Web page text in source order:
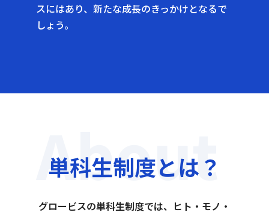
スにはあり、新たな成長のきっかけとなるで
しょう。
About
単科生制度とは？
グロービスの単科生制度では、ヒト・モノ・